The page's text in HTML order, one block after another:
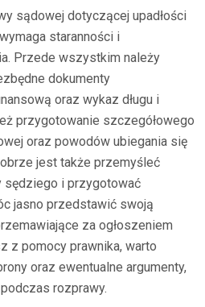
sądowej dotyczącej upadłości
staranności i
Przede wszystkim należy
dokumenty
oraz wykaz długu i
przygotowanie szczegółowego
oraz powodów ubiegania się
jest także przemyśleć
sędziego i przygotować
jasno przedstawić swoją
za ogłoszeniem
z pomocy prawnika, warto
oraz ewentualne argumenty,
rozprawy.